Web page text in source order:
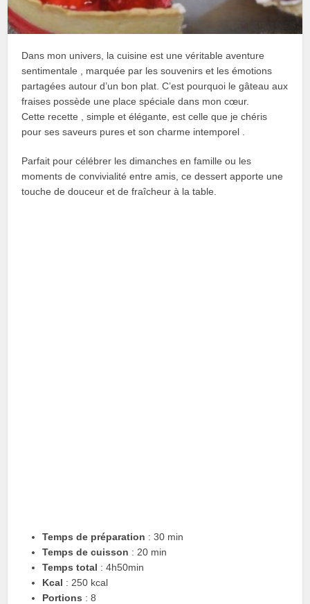
Dans mon univers, la cuisine est une véritable aventure
sentimentale , marquée par les souvenirs et les émotions
partagées autour d’un bon plat. C’est pourquoi le gâteau aux
fraises possède une place spéciale dans mon cœur.
Cette recette , simple et élégante, est celle que je chéris
pour ses saveurs pures et son charme intemporel .
Parfait pour célébrer les dimanches en famille ou les
moments de convivialité entre amis, ce dessert apporte une
touche de douceur et de fraîcheur à la table.
Temps de préparation : 30 min
Temps de cuisson : 20 min
Temps total : 4h50min
Kcal : 250 kcal
Portions : 8